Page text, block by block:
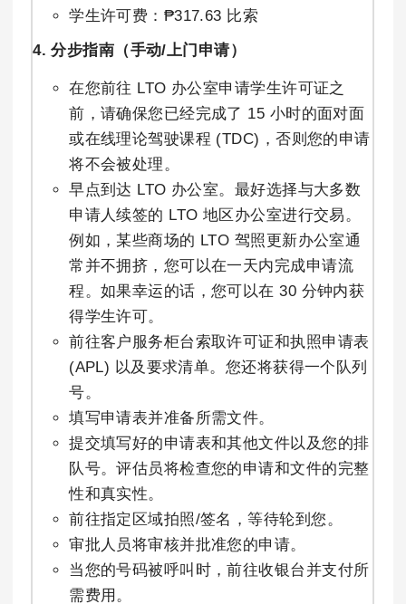
学生许可费：₱317.63 比索
4. 分步指南（手动/上门申请）
在您前往 LTO 办公室申请学生许可证之
前，请确保您已经完成了 15 小时的面对面
或在线理论驾驶课程 (TDC)，否则您的申请
将不会被处理。
早点到达 LTO 办公室。最好选择与大多数
申请人续签的 LTO 地区办公室进行交易。
例如，某些商场的 LTO 驾照更新办公室通
常并不拥挤，您可以在一天内完成申请流
程。如果幸运的话，您可以在 30 分钟内获
得学生许可。
前往客户服务柜台索取许可证和执照申请表
(APL) 以及要求清单。您还将获得一个队列
号。
填写申请表并准备所需文件。
提交填写好的申请表和其他文件以及您的排
队号。评估员将检查您的申请和文件的完整
性和真实性。
前往指定区域拍照/签名，等待轮到您。
审批人员将审核并批准您的申请。
当您的号码被呼叫时，前往收银台并支付所
需费用。